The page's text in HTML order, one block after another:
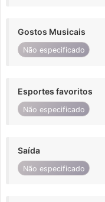
Gostos Musicais
Não especificado
Esportes favoritos
Não especificado
Saída
Não especificado